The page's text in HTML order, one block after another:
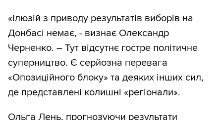
«Ілюзій з приводу результатів виборів на
Донбасі немає, - визнає Олександр
Черненко. – Тут відсутнє гостре політичне
суперництво. Є серйозна перевага
«Опозиційного блоку» та деяких інших сил,
де представлені колишні «регіонали».
Ольга Лень, прогнозуючи результати